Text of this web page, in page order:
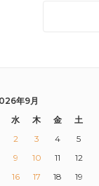
年9月
水 木 金
土
2 3 4
5
9 10 11
12
16 17 18
19